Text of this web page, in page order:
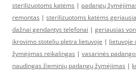
sterilizuotoms katėms | padangų
remontas | sterilizuotoms katėms
dažnai gendantys telefonai | geriausias
ikrovimo stoteliu pletra lietuvoje | lietuvoje
žymėjimas reikalingas | vasarinės
naudingas žieminių padangų žymėjimas |